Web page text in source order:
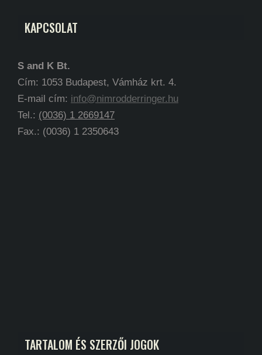
KAPCSOLAT
S and K Bt.
Cím: 1053 Budapest, Vámház krt. 4.
E-mail cím: info@nimrodderringer.hu
Tel.: (0036) 1 2669147
Fax.: (0036) 1 2350643
TARTALOM ÉS SZERZŐI JOGOK